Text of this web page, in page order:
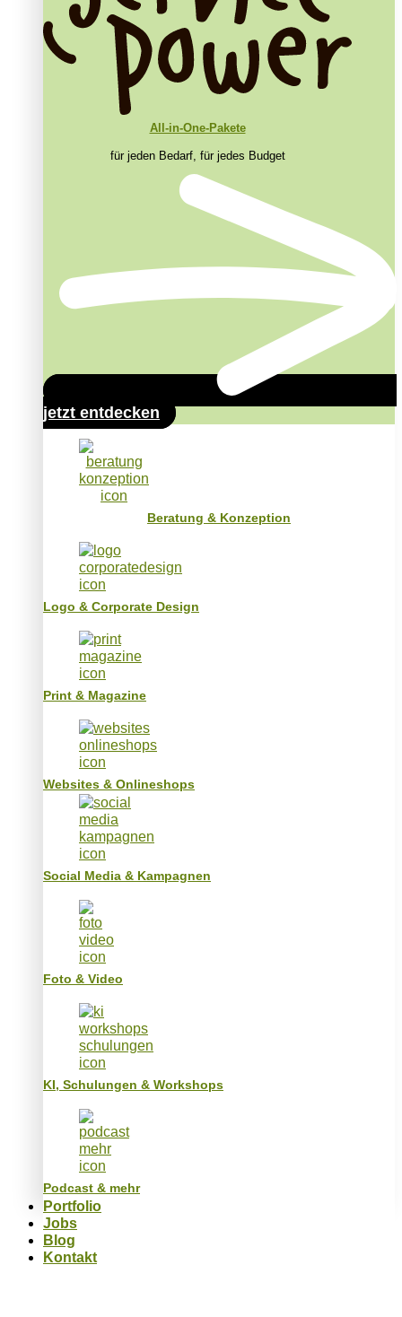
All-in-One-Pakete
für jeden Bedarf, für jedes Budget
jetzt entdecken
Beratung & Konzeption
Logo & Corporate Design
Print & Magazine
Websites & Onlineshops
Social Media & Kampagnen
Foto & Video
KI, Schulungen & Workshops
Podcast & mehr
Portfolio
Jobs
Blog
Kontakt